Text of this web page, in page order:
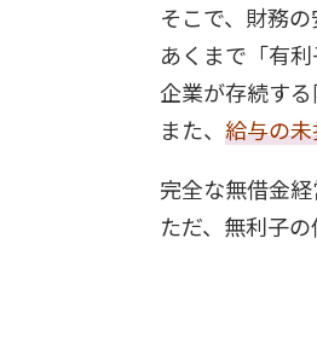
そこで、財務
あくまで「有
企業が存続す
また、 給与の
完全な無借金経
ただ、無利子